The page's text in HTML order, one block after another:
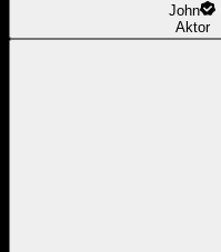
John
Aktor